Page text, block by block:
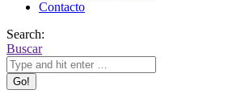
Contacto
Search:
Buscar